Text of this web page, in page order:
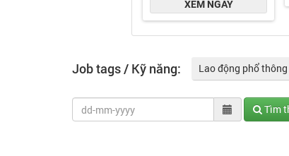
Job tags / Kỹ năng: Lao động phổ thông
Tìm